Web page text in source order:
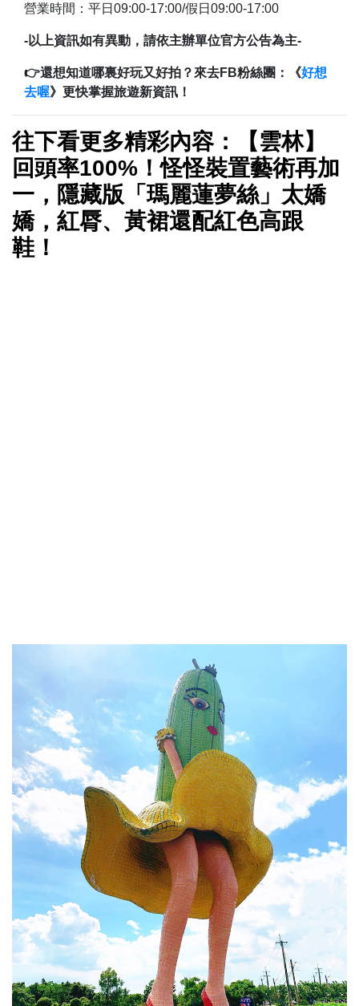
營業時間：平日09:00-17:00/假日09:00-17:00
-以上資訊如有異動，請依主辦單位官方公告為主-
👉還想知道哪裏好玩又好拍？來去FB粉絲團：《好想
去喔》更快掌握旅遊新資訊！
往下看更多精彩內容：【雲林】
回頭率100%！怪怪裝置藝術再加
一，隱藏版「瑪麗蓮夢絲」太嬌
嬌，紅脣、黃裙還配紅色高跟
鞋！